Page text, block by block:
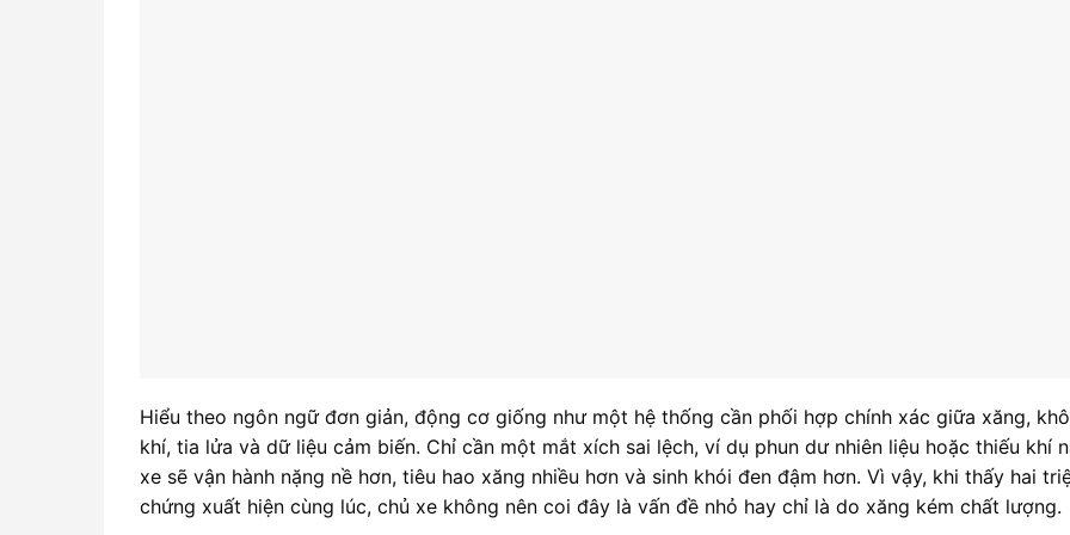
Hiểu theo ngôn ngữ đơn giản, động cơ giống như một hệ thống cần phối hợp chính xác giữa xăng,
khí, tia lửa và dữ liệu cảm biến. Chỉ cần một mắt xích sai lệch, ví dụ phun dư nhiên liệu hoặc thiếu khí
xe sẽ vận hành nặng nề hơn, tiêu hao xăng nhiều hơn và sinh khói đen đậm hơn. Vì vậy, khi thấy hai
chứng xuất hiện cùng lúc, chủ xe không nên coi đây là vấn đề nhỏ hay chỉ là do xăng kém chất lượng.